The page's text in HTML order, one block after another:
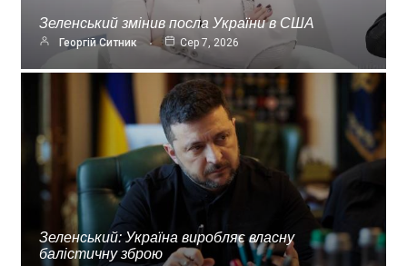
Зеленський змінив посла України в США
Георгій Ситник Сер 7, 2026
Зеленський: Україна виробляє власну
балістичну зброю